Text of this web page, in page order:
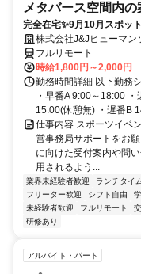
メタバース空間内の
完全在宅✨9月10月スポッ
株式会社J&Jヒューマン
フルリモート
時給1,800円～2,000円
勤務時間詳細 以下勤務
・早番A 9:00～18:00
15:00(休憩無) ・遅番B
仕事内容 スポーツイベ
営事務局サポートをお
に向けた受付案内や問
用されるよう...
業界未経験者歓迎 ランチタイ
フリーター歓迎
シフト自由
未経験者歓迎
フルリモート
研修あり
アルバイト・パート